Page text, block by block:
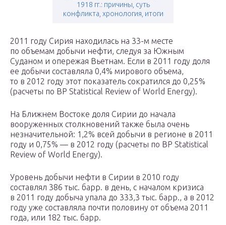
1918 гг.: причины, суть
конфликта, хронология, итоги
2011 году Сирия находилась на 33-м месте
по объемам добычи нефти, следуя за Южным
Суданом и опережая Вьетнам. Если в 2011 году доля
ее добычи составляла 0,4% мирового объема,
то в 2012 году этот показатель сократился до 0,25%
(расчеты по BP Statistical Review of World Energy).
На Ближнем Востоке доля Сирии до начала
вооруженных столкновений также была очень
незначительной: 1,2% всей добычи в регионе в 2011
году и 0,75% — в 2012 году (расчеты по BP Statistical
Review of World Energy).
Уровень добычи нефти в Сирии в 2010 году
составлял 386 тыс. барр. в день, с началом кризиса
в 2011 году добыча упала до 333,3 тыс. барр., а в 2012
году уже составляла почти половину от объема 2011
года, или 182 тыс. барр.